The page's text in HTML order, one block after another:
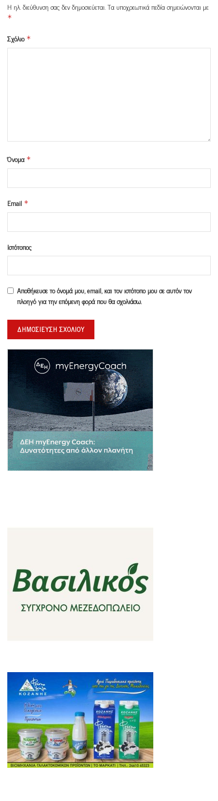
Η ηλ. διεύθυνση σας δεν δημοσιεύεται.Τα υποχρεωτικά πεδία σημειώνονται με
*
Σχόλιο *
Όνομα *
Email *
Ιστότοπος
Αποθήκευσε το όνομά μου, email, και τον ιστότοπο μου σε αυτόν τον
πλοηγό για την επόμενη φορά που θα σχολιάσω.